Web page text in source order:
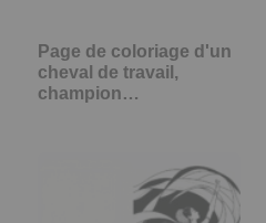
Page de coloriage d'un
cheval de travail,
champion…